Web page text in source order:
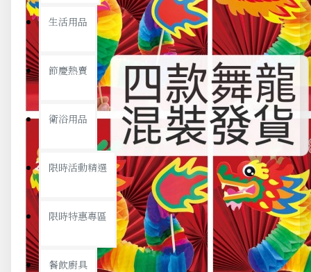
生活用品
節慶熱賣
衛浴用品
限時活動精選
限時特惠專區
餐飲廚具